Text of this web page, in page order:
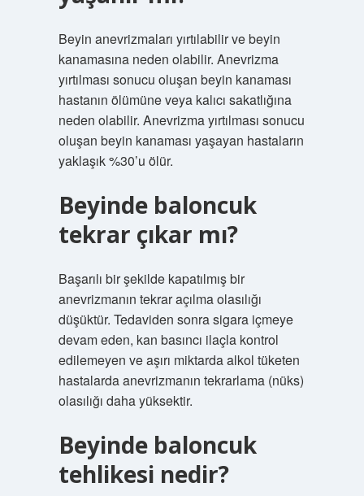
Beyin anevrizmaları yırtılabilir ve beyin
kanamasına neden olabilir. Anevrizma
yırtılması sonucu oluşan beyin kanaması
hastanın ölümüne veya kalıcı sakatlığına
neden olabilir. Anevrizma yırtılması sonucu
oluşan beyin kanaması yaşayan hastaların
yaklaşık %30’u ölür.
Beyinde baloncuk
tekrar çıkar mı?
Başarılı bir şekilde kapatılmış bir
anevrizmanın tekrar açılma olasılığı
düşüktür. Tedaviden sonra sigara içmeye
devam eden, kan basıncı ilaçla kontrol
edilemeyen ve aşırı miktarda alkol tüketen
hastalarda anevrizmanın tekrarlama (nüks)
olasılığı daha yüksektir.
Beyinde baloncuk
tehlikesi nedir?